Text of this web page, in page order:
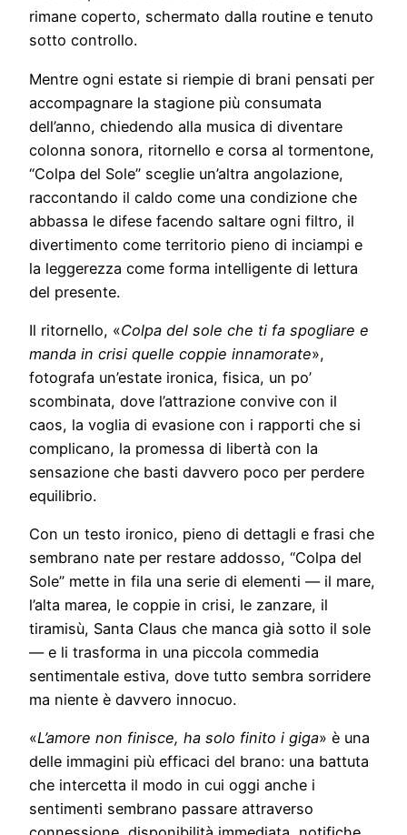
rimane coperto, schermato dalla routine e tenuto
sotto controllo.
Mentre ogni estate si riempie di brani pensati per
accompagnare la stagione più consumata
dell’anno, chiedendo alla musica di diventare
colonna sonora, ritornello e corsa al tormentone,
“Colpa del Sole” sceglie un’altra angolazione,
raccontando il caldo come una condizione che
abbassa le difese facendo saltare ogni filtro, il
divertimento come territorio pieno di inciampi e
la leggerezza come forma intelligente di lettura
del presente.
Il ritornello, «Colpa del sole che ti fa spogliare e
manda in crisi quelle coppie innamorate»,
fotografa un’estate ironica, fisica, un po’
scombinata, dove l’attrazione convive con il
caos, la voglia di evasione con i rapporti che si
complicano, la promessa di libertà con la
sensazione che basti davvero poco per perdere
equilibrio.
Con un testo ironico, pieno di dettagli e frasi che
sembrano nate per restare addosso, “Colpa del
Sole” mette in fila una serie di elementi — il mare,
l’alta marea, le coppie in crisi, le zanzare, il
tiramisù, Santa Claus che manca già sotto il sole
— e li trasforma in una piccola commedia
sentimentale estiva, dove tutto sembra sorridere
ma niente è davvero innocuo.
«L’amore non finisce, ha solo finito i giga» è una
delle immagini più efficaci del brano: una battuta
che intercetta il modo in cui oggi anche i
sentimenti sembrano passare attraverso